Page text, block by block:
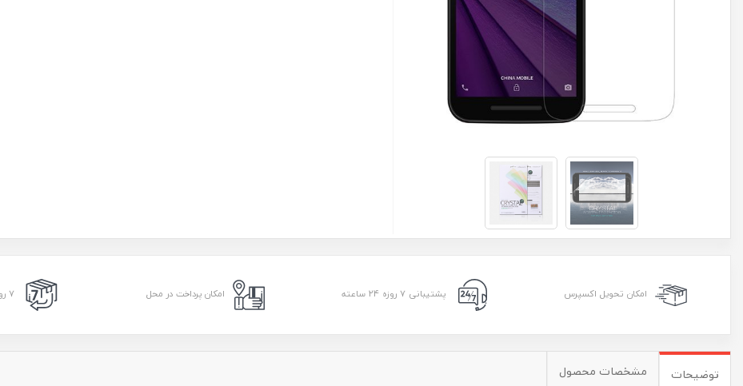
امکان تحویل اکسپرس پشتیبانی ۷ روزه ۲۴ ساعته امکان پرداخت در محل ۷ روز ضمانت بازگشت
توضیحات مشخصات محصول